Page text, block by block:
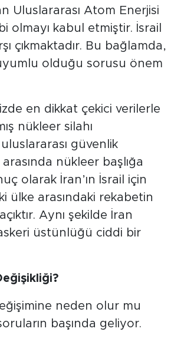
Uluslararası Atom Enerjisi
olmayı kabul etmiştir. İsrail
çıkmaktadır. Bu bağlamda,
olduğu sorusu önem
en dikkat çekici verilerle
nükleer silahı
güvenlik
nükleer başlığa
olarak İran’ın İsrail için
ülke arasındaki rekabetin
Aynı şekilde İran
üstünlüğü ciddi bir
neden olur mu
başında geliyor.